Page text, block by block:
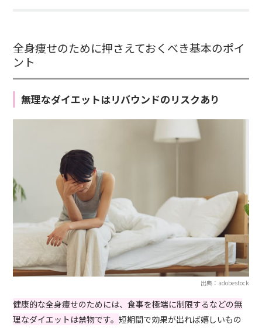
全身痩せのために押さえておくべき基本のポイ
ント
無理なダイエットはリバウンドのリスクあり
出典：adobestock
健康的な全身痩せのためには、食事を極端に制限するなどの無
理なダイエットは禁物です。短期間で効果が出れば嬉しいもの